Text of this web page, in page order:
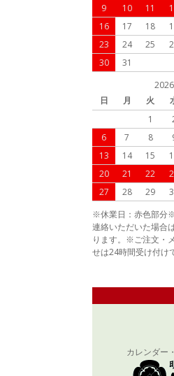
9
10 11
16
17 18
23
24 25
30
31
日
月 火
1
6
7 8
13
14 15
20
21 22
27
28 29
※休業日：赤色部分
連絡いただいた場合
ります。※ご注文・
せは24時間受け付け
カレンダー